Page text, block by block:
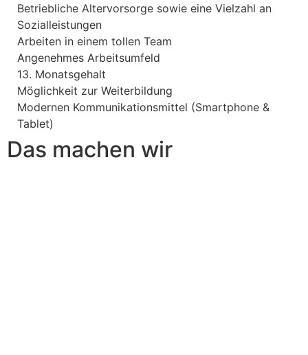
Betriebliche Altervorsorge sowie eine Vielzahl an
Sozialleistungen
Arbeiten in einem tollen Team
Angenehmes Arbeitsumfeld
13. Monatsgehalt
Möglichkeit zur Weiterbildung
Modernen Kommunikationsmittel (Smartphone &
Tablet)
Das machen wir